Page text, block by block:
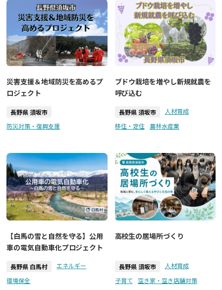
災害支援＆地域防災を高めるプ
ロジェクト
長野県 須坂市
防災対策・復興支援
ブドウ栽培を増やし新規就農を
呼び込む
長野県 須坂市
人材育成
移住・定住
農林水産業
【白馬の雪と自然を守る】公用
車の電気自動車化プロジェクト
長野県 白馬村
エネルギー
環境保全
高校生の居場所づくり
長野県 須坂市
人材育成
子育て
空き家・空き店舗対策